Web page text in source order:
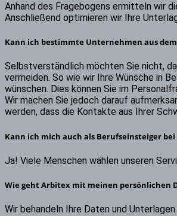
Anhand des Fragebogens ermitteln wir
Anschließend optimieren wir Ihre
Kann ich bestimmte Unternehmen aus
Selbstverständlich möchten Sie nicht,
vermeiden. So wie wir Ihre Wünsche in
wünschen. Dies können Sie im
Wir machen Sie jedoch darauf
werden, dass die Kontakte aus Ihrer
Kann ich mich auch als Berufseinsteiger
Ja! Viele Menschen wählen unseren
Wie geht Arbitex mit meinen persönlichen
Wir behandeln Ihre Daten und